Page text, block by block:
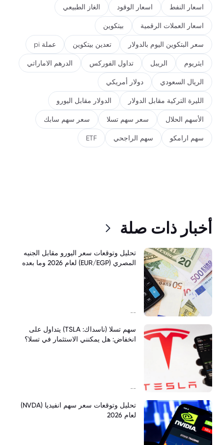
اسعار النفط اسعار الوقود الغاز الطبيعي
اسعار العملات الرقمية بيتكوين
سعر البتكوين اليوم بالدولار تعدين بيتكوين عملة pi
ايثريوم الريبل تداول الفوركس الدرهم الاماراتي
الريال السعودي دولار أمريكي
الليرة التركية مقابل الدولار الدولار مقابل اليورو
الأسهم الحلال سعر سهم تسلا سعر سهم سابك
سهم ارامكو سهم الراجحي ETF
أخبار ذات صلة
تحليل وتوقعات سعر اليورو مقابل الجنيه
المصري (EUR/EGP) لعام 2026 وما بعده
--
سهم تسلا (ناسداك: TSLA) يتداول على
انخفاض: هل يمكنني الاستثمار في تسلا؟
--
تحليل وتوقعات سعر سهم انفيديا (NVDA)
لعام 2026